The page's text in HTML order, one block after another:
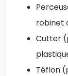
robinet
Cutter
Téflon